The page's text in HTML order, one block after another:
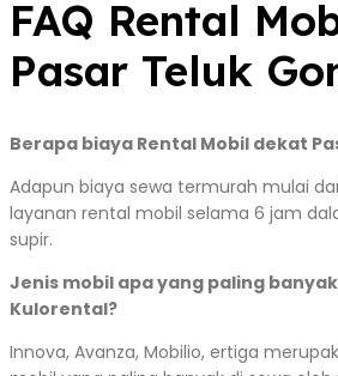
FAQ Rental
Pasar Teluk
Berapa biaya Rental Mobil dekat
Adapun biaya sewa termurah mulai
layanan rental mobil selama 6 jam
supir.
Jenis mobil apa yang paling
Kulorental?
Innova, Avanza, Mobilio, ertiga